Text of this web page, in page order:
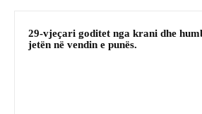
29-vjeçari goditet nga krani dhe
jetën në vendin e punës.